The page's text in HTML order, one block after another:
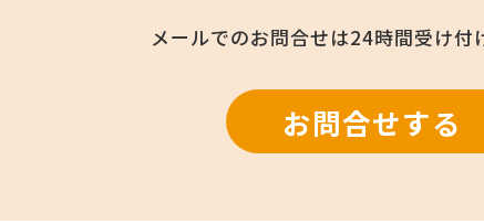
メールでのお問合せは24時間受け付
お問合せする